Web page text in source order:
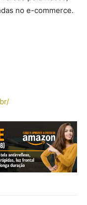
no e-commerce.